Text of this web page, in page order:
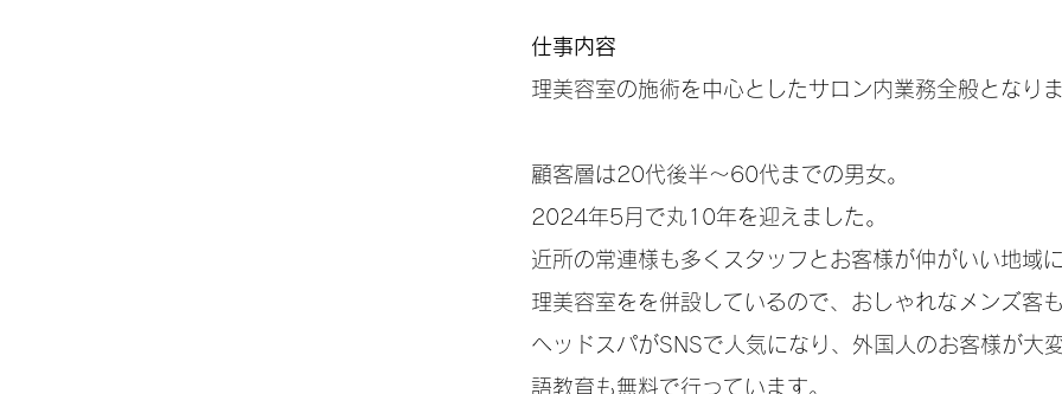
仕事内容
理美容室の施術を中心としたサロン内業務全般となりま
顧客層は20代後半～60代までの男女。
2024年5月で丸10年を迎えました。
近所の常連様も多くスタッフとお客様が仲がいい地域
理美容室をを併設しているので、おしゃれなメンズ客
ヘッドスパがSNSで人気になり、外国人のお客様が大
語教育も無料で行っています。